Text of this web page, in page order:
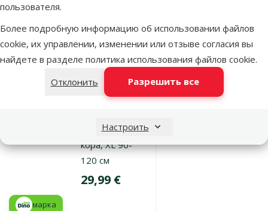
пользователя.
Более подробную информацию об использовании файлов
cookie, их управлении, изменении или отзыве согласия вы
найдете в разделе политика использования файлов cookie.
Отклонить
Разрешить все
Настроить
Бесплатная
доставка
В корзину
Декор для
пробковая
кора, XL 90-
120 см
Оценка 0%
Цена
29,99 €
марка